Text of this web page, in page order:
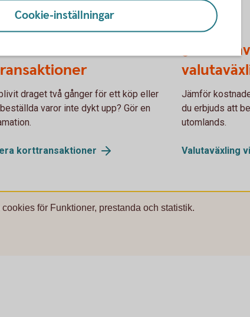
draget två gånger för ett köp eller
varor inte dykt upp? Gör en
korttransaktioner
Jämför
Jämför
du erbjuds att
utomlands.
Valutaväxling
för Funktioner, prestanda och statistik.
Cookie-inställningar